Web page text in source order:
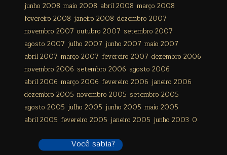
junho 2008 maio 2008 abril 2008 março 2008
fevereiro 2008 janeiro 2008 dezembro 2007
novembro 2007 outubro 2007 setembro 2007
agosto 2007 julho 2007 junho 2007 maio 2007
abril 2007 março 2007 fevereiro 2007 dezembro 2006
novembro 2006 setembro 2006 agosto 2006
abril 2006 março 2006 fevereiro 2006 janeiro 2006
dezembro 2005 novembro 2005 setembro 2005
agosto 2005 julho 2005 junho 2005 maio 2005
abril 2005 fevereiro 2005 janeiro 2005 junho 2003 0
Você sabia?